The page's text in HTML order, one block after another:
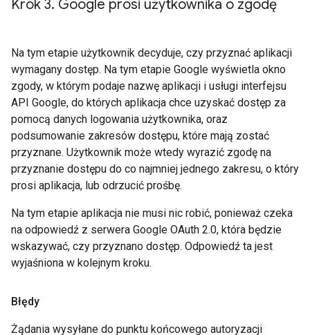
Krok 3. Google prosi użytkownika o zgodę
Na tym etapie użytkownik decyduje, czy przyznać aplikacji
wymagany dostęp. Na tym etapie Google wyświetla okno
zgody, w którym podaje nazwę aplikacji i usługi interfejsu
API Google, do których aplikacja chce uzyskać dostęp za
pomocą danych logowania użytkownika, oraz
podsumowanie zakresów dostępu, które mają zostać
przyznane. Użytkownik może wtedy wyrazić zgodę na
przyznanie dostępu do co najmniej jednego zakresu, o który
prosi aplikacja, lub odrzucić prośbę.
Na tym etapie aplikacja nie musi nic robić, ponieważ czeka
na odpowiedź z serwera Google OAuth 2.0, która będzie
wskazywać, czy przyznano dostęp. Odpowiedź ta jest
wyjaśniona w kolejnym kroku.
Błędy
Żądania wysyłane do punktu końcowego autoryzacji